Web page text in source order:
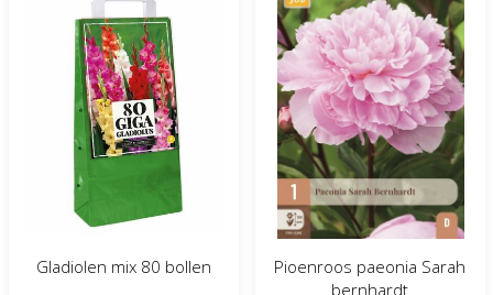
Gladiolen mix 80 bollen
Pioenroos paeonia Sarah
bernhardt